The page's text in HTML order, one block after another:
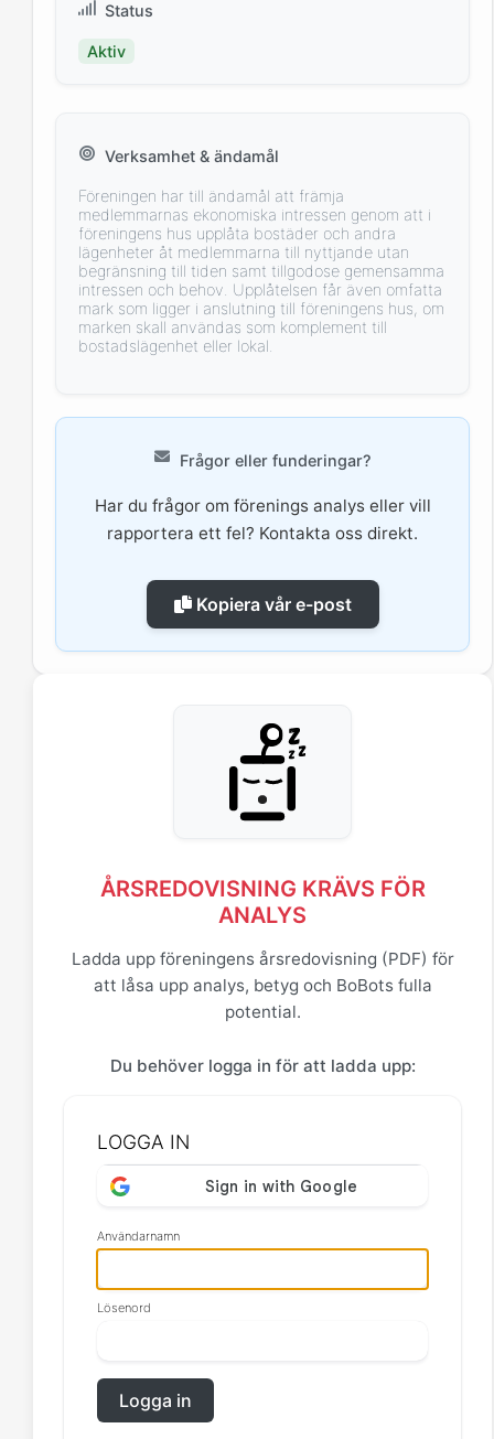
Status
Aktiv
Verksamhet & ändamål
Föreningen har till ändamål att främja
medlemmarnas ekonomiska intressen genom att i
föreningens hus upplåta bostäder och andra
lägenheter åt medlemmarna till nyttjande utan
begränsning till tiden samt tillgodose gemensamma
intressen och behov. Upplåtelsen får även omfatta
mark som ligger i anslutning till föreningens hus, om
marken skall användas som komplement till
bostadslägenhet eller lokal.
Frågor eller funderingar?
Har du frågor om förenings analys eller vill
rapportera ett fel? Kontakta oss direkt.
Kopiera vår e-post
ÅRSREDOVISNING KRÄVS FÖR
ANALYS
Ladda upp föreningens årsredovisning (PDF) för
att låsa upp analys, betyg och BoBots fulla
potential.
Du behöver logga in för att ladda upp:
LOGGA IN
Användarnamn
Lösenord
Logga in